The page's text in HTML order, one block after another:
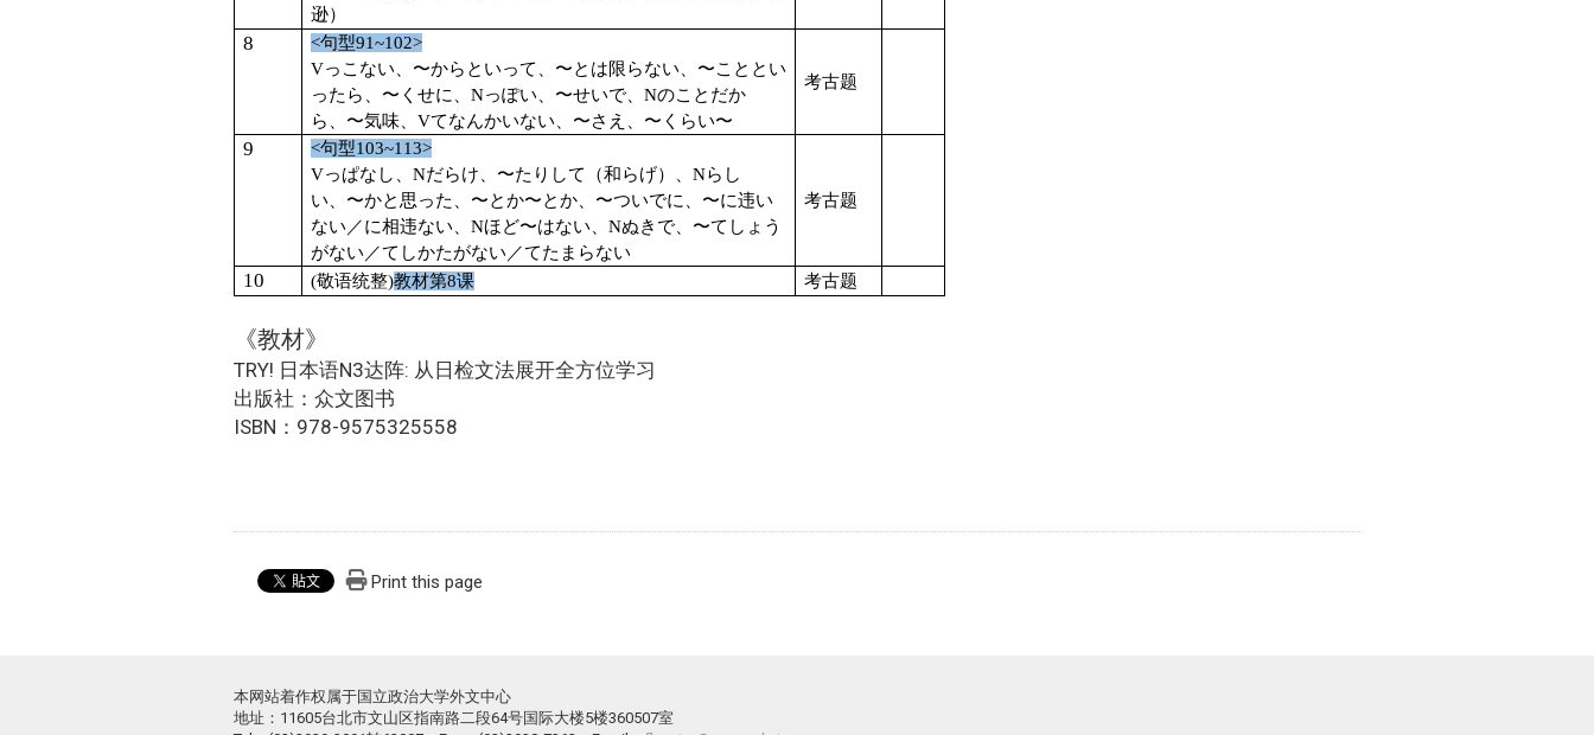
逊）
8 <句型91~102>
Vっこない、〜からといって、〜とは限らない、〜こととい
ったら、〜くせに、 Nっぽい、〜せいで、 Nのことだか
ら、〜気味、 Vてなんかいない、〜さえ、〜くらい〜
考古题
9 <句型103~113>
Vっぱなし、 Nだらけ、〜たりして（和らげ）、 Nらし
い、〜かと思った、〜とか〜とか、〜ついでに、〜に违い
ない／に相违ない、 Nほど〜はない、 Nぬきで、〜てしょう
がない／てしかたがない／てたまらない
考古题
10 (敬语统整)教材第8课 考古题
《教材》
TRY! 日本语N3达阵: 从日检文法展开全方位学习
出版社：众文图书
ISBN：978-9575325558
Print this page
本网站着作权属于国立政治大学外文中心
地址：11605台北市文山区指南路二段64号国际大楼5楼360507室